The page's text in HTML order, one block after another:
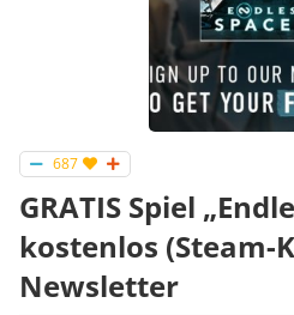
687
GRATIS Spiel
kostenlos (Steam-
Newsletter